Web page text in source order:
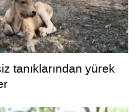
tanıklarından yürek